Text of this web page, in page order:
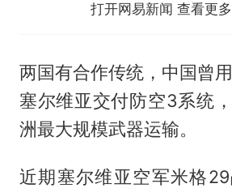
打开网易新闻 查看更
两国有合作传统，中国曾
塞尔维亚交付防空3系统
洲最大规模武器运输。
近期塞尔维亚空军米格